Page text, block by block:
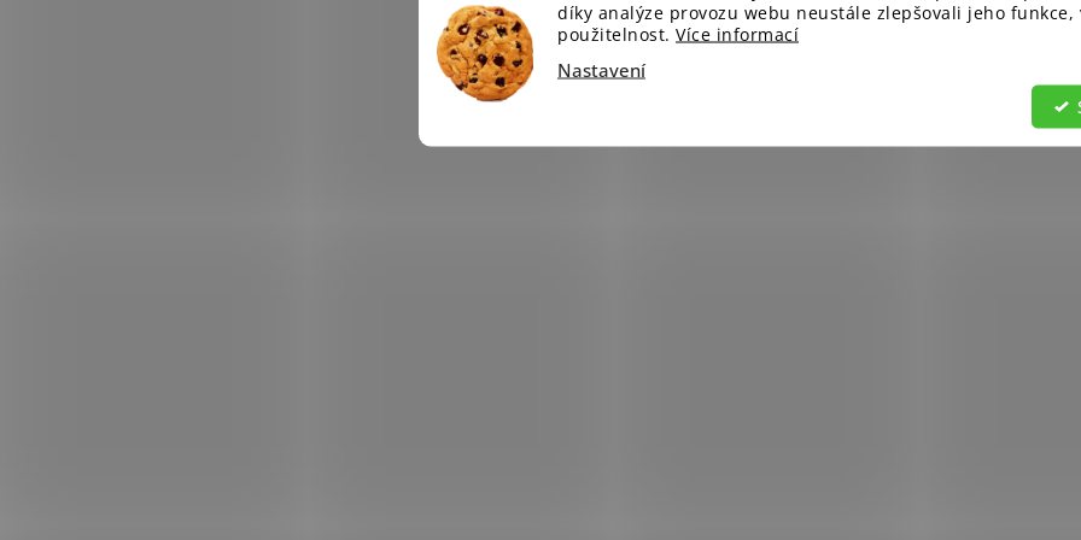
díky analýze provozu webu neustále zlepšovali jeho funkce,
použitelnost. Více informací
Nastavení